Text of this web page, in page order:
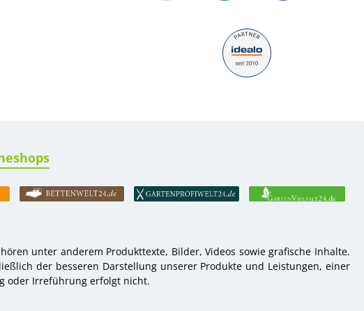
unter anderem Produkttexte, Bilder, Videos sowie grafische Inhalte.
der besseren Darstellung unserer Produkte und Leistungen, einer
oder Irreführung erfolgt nicht.